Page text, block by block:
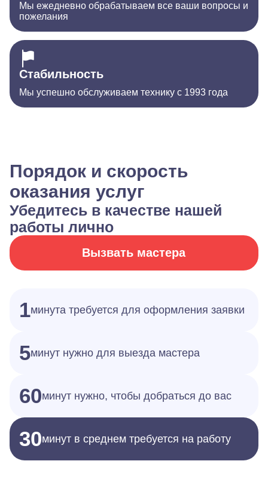
Мы ежедневно обрабатываем все ваши вопросы и
пожелания
Стабильность
Мы успешно обслуживаем технику с 1993 года
Порядок и скорость
оказания услуг
Убедитесь в качестве нашей
работы лично
Вызвать мастера
1минута требуется для оформления заявки
5минут нужно для выезда мастера
60минут нужно, чтобы добраться до вас
30минут в среднем требуется на работу